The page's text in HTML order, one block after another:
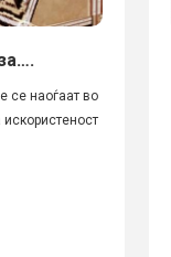
се наоѓаат во